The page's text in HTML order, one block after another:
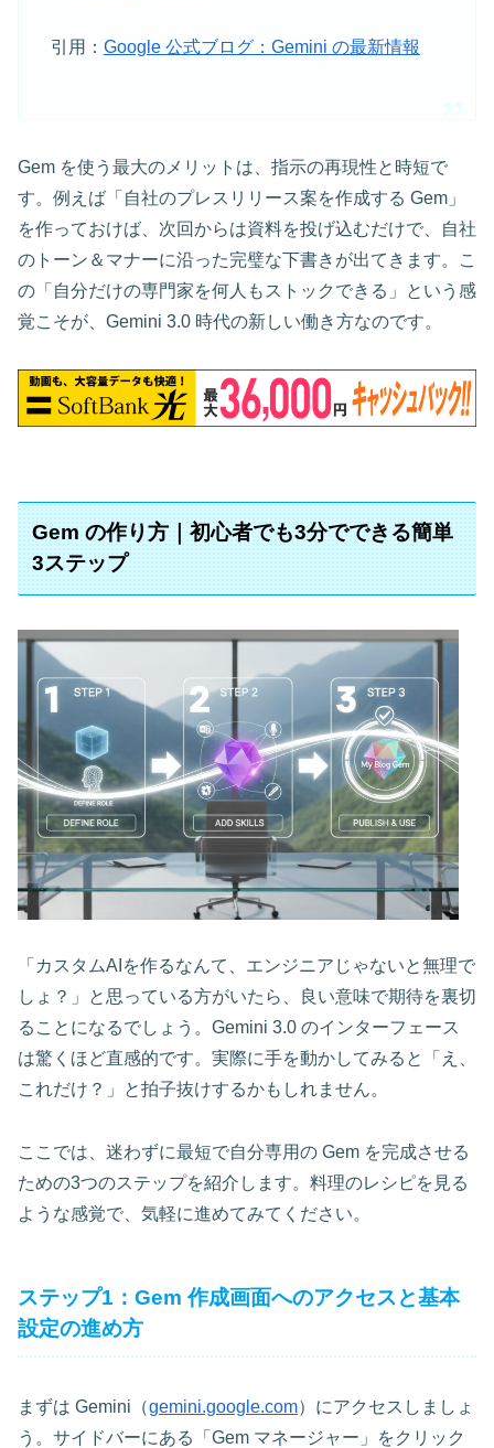
引用： Google 公式ブログ：Gemini の最新情報
Gem を使う最大のメリットは、指示の再現性と時短で
す。例えば「自社のプレスリリース案を作成する Gem」
を作っておけば、次回からは資料を投げ込むだけで、自社
のトーン＆マナーに沿った完璧な下書きが出てきます。こ
の「自分だけの専門家を何人もストックできる」という感
覚こそが、Gemini 3.0 時代の新しい働き方なのです。
Gem の作り方｜初心者でも3分でできる簡単
3ステップ
「カスタムAIを作るなんて、エンジニアじゃないと無理で
しょ？」と思っている方がいたら、良い意味で期待を裏切
ることになるでしょう。Gemini 3.0 のインターフェース
は驚くほど直感的です。実際に手を動かしてみると「え、
これだけ？」と拍子抜けするかもしれません。
ここでは、迷わずに最短で自分専用の Gem を完成させる
ための3つのステップを紹介します。料理のレシピを見る
ような感覚で、気軽に進めてみてください。
ステップ1：Gem 作成画面へのアクセスと基本
設定の進め方
まずは Gemini（gemini.google.com）にアクセスしましょ
う。サイドバーにある「Gem マネージャー」をクリック